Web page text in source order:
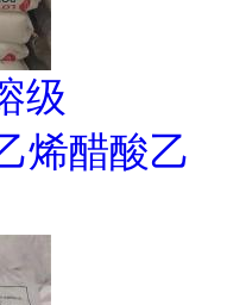
级
烯醋酸乙